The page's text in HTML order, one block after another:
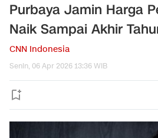
Purbaya Jamin Harga
Naik Sampai Akhir
CNN Indonesia
Senin, 06 Apr 2026 13:36 WIB